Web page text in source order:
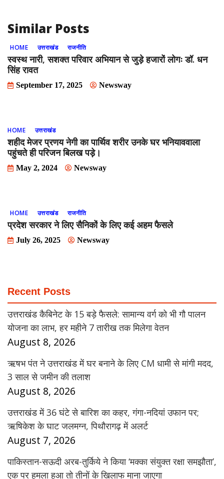
Similar Posts
HOME उत्तराखंड राजनीति
स्वस्थ नारी, सशक्त परिवार अभियान से जुड़े हजारों लोगः डॉ. धन
सिंह रावत
September 17, 2025 Newsway
HOME उत्तराखंड
शहीद मेजर प्रणय नेगी का पार्थिव शरीर उनके घर भनियाववाला
पहुंचते ही परिजन बिलख पड़े।
May 2, 2024 Newsway
HOME उत्तराखंड राजनीति
प्रदेश सरकार ने लिए सैनिकों के लिए कई अहम फैसले
July 26, 2025 Newsway
Recent Posts
उत्तराखंड कैबिनेट के 15 बड़े फैसले: सामान्य वर्ग को भी गौ पालन
योजना का लाभ, हर महीने 7 तारीख तक मिलेगा वेतन
August 8, 2026
ऋषभ पंत ने उत्तराखंड में घर बनाने के लिए CM धामी से मांगी मदद,
3 साल से जमीन की तलाश
August 8, 2026
उत्तराखंड में 36 घंटे से बारिश का कहर, गंगा-नदियां उफान पर;
ऋषिकेश के घाट जलमग्न, पिथौरागढ़ में अलर्ट
August 7, 2026
पाकिस्तान-सऊदी अरब-तुर्किये ने किया ‘मक्का संयुक्त रक्षा समझौता’,
एक पर हमला हुआ तो तीनों के खिलाफ माना जाएगा